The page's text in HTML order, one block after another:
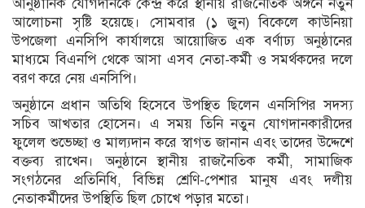
আনুষ্ঠানিক যোগদানকে কেন্দ্র করে স্থানীয় রাজনৈতিক অঙ্গনে নতুন
আলোচনা সৃষ্টি হয়েছে। সোমবার (১ জুন) বিকেলে কাউনিয়া
উপজেলা এনসিপি কার্যালয়ে আয়োজিত এক বর্ণাঢ্য অনুষ্ঠানের
মাধ্যমে বিএনপি থেকে আসা এসব নেতা-কর্মী ও সমর্থকদের দলে
বরণ করে নেয় এনসিপি।
অনুষ্ঠানে প্রধান অতিথি হিসেবে উপস্থিত ছিলেন এনসিপির সদস্য
সচিব আখতার হোসেন। এ সময় তিনি নতুন যোগদানকারীদের
ফুলেল শুভেচ্ছা ও মাল্যদান করে স্বাগত জানান এবং তাদের উদ্দেশে
বক্তব্য রাখেন। অনুষ্ঠানে স্থানীয় রাজনৈতিক কর্মী, সামাজিক
সংগঠনের প্রতিনিধি, বিভিন্ন শ্রেণি-পেশার মানুষ এবং দলীয়
নেতাকর্মীদের উপস্থিতি ছিল চোখে পড়ার মতো।